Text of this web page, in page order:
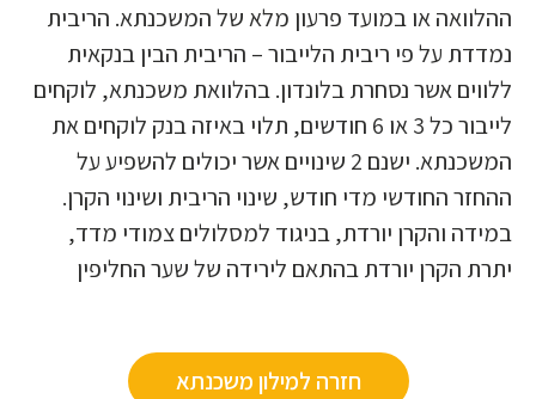
ההלוואה או במועד פרעון מלא של המשכנתא. הריבית
נמדדת על פי ריבית הלייבור – הריבית הבין בנקאית
ללווים אשר נסחרת בלונדון. בהלוואת משכנתא, לוקחים
לייבור כל 3 או 6 חודשים, תלוי באיזה בנק לוקחים את
המשכנתא. ישנם 2 שינויים אשר יכולים להשפיע על
ההחזר החודשי מדי חודש, שינוי הריבית ושינוי הקרן.
במידה והקרן יורדת, בניגוד למסלולים צמודי מדד,
יתרת הקרן יורדת בהתאם לירידה של שער החליפין
חזרה למילון משכנתא